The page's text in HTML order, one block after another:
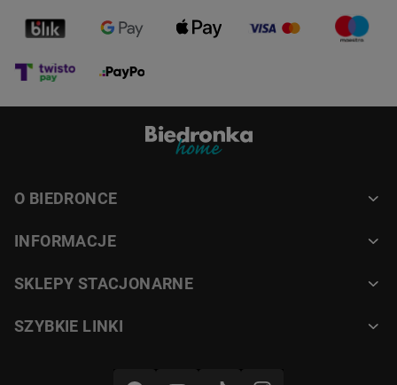
O BIEDRONCE
INFORMACJE
SKLEPY STACJONARNE
SZYBKIE LINKI